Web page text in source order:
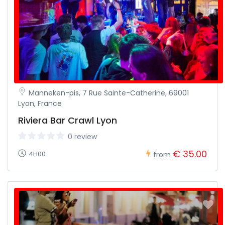
Les meilleurs circuits de luxe à Saint-Tropez
Vous vous souvenez peut-être que, plus tôt dans cet
article, nous avons mentionné que nous pouvions
également proposer des circuits personnalisés à Saint-
Tropez pour répondre à vos besoins. Si vous prévoyez un
voyage un peu plus extravagant, nous sommes là pour
vous aider.
En plus de nos visites guidées à pied à Saint-Tropez, nous
pouvons vous proposer une sélection de forfaits plus
exclusifs. Que diriez-vous d’embarquer pour une visite
privée en bateau et de voir Saint Tropez depuis l’eau,
comme le font les propriétaires millionnaires des yachts du
shopping après votre visite, dans les célèbres zones
plus beaux endroits d’Europe pour jouer quelques trous.
Si vous souhaitez discuter de l’une de ces options, ou si
vous avez votre propre idée sur la façon dont vous
Manneken-pis, 7 Rue Sainte-Catherine, 69001
Lyon, France
Riviera Bar Crawl Lyon
0 review
4H00 from € 35.00